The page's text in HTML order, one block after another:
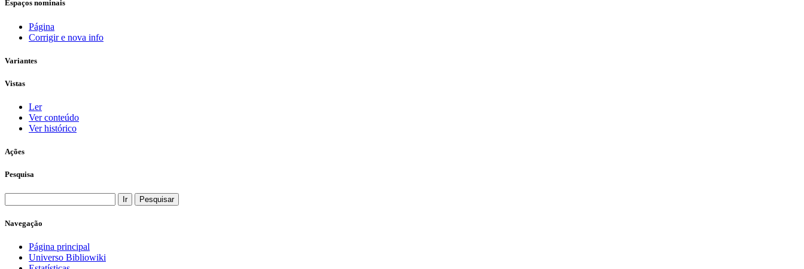
Espaços nominais
Página
Corrigir e nova info
Variantes
Vistas
Ler
Ver conteúdo
Ver histórico
Ações
Pesquisa
Navegação
Página principal
Universo Bibliowiki